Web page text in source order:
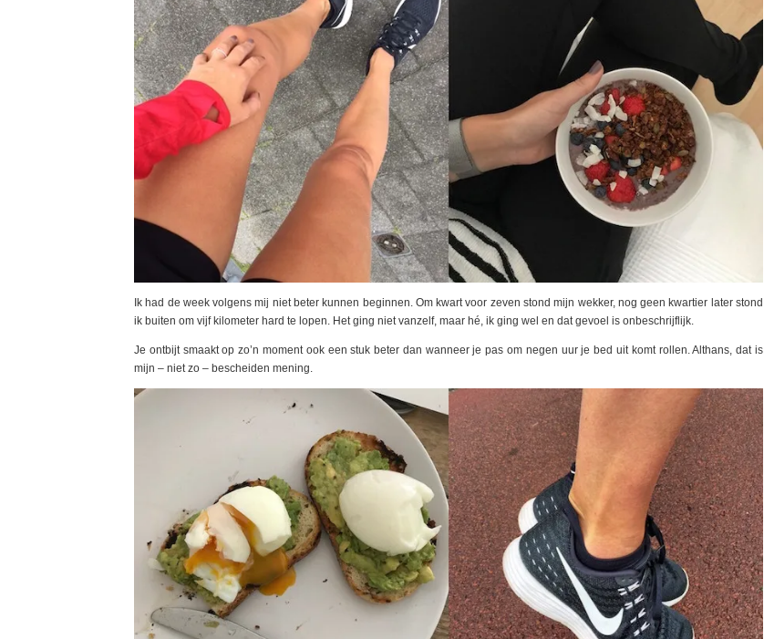
Ik had de week volgens mij niet beter kunnen beginnen. Om kwart voor zeven stond mijn wekker, nog geen kwartier later stond
ik buiten om vijf kilometer hard te lopen. Het ging niet vanzelf, maar hé, ik ging wel en dat gevoel is onbeschrijflijk.
Je ontbijt smaakt op zo’n moment ook een stuk beter dan wanneer je pas om negen uur je bed uit komt rollen. Althans, dat is
mijn – niet zo – bescheiden mening.